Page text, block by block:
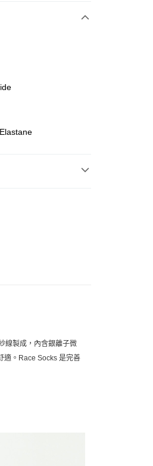
線製成，內含銀離子微
適。Race Socks 是完善